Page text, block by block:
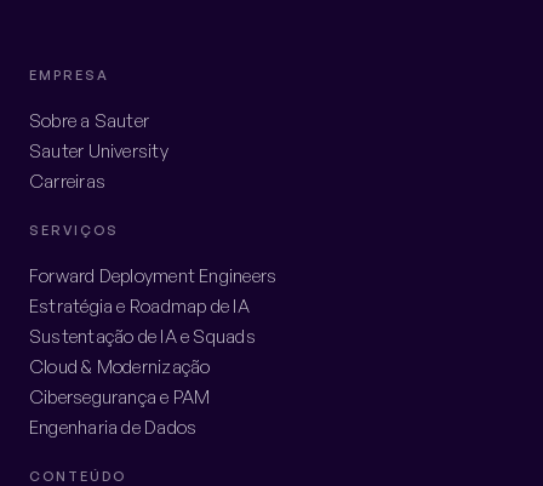
EMPRESA
Sobre a Sauter
Sauter University
Carreiras
SERVIÇOS
Forward Deployment Engineers
Estratégia e Roadmap de IA
Sustentação de IA e Squads
Cloud & Modernização
Cibersegurança e PAM
Engenharia de Dados
CONTEÚDO